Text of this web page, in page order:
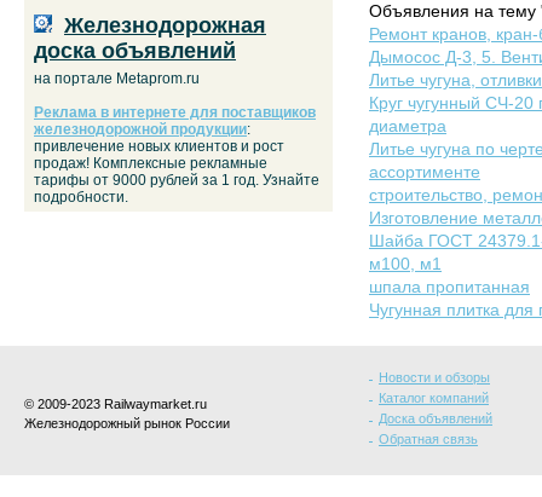
Объявления на тему
Ремонт кранов,
Дымосос Д-3, 5.
Литье чугуна,
Круг чугунный СЧ-20
диаметра
Литье чугуна по
ассортименте
строительство,
Изготовление
Шайба ГОСТ
м100, м1
шпала пропитанная
Чугунная плитка
Железнодорожная
доска объявлений
на портале Metaprom.ru
Реклама в интернете для поставщиков
железнодорожной продукции:
привлечение новых клиентов и рост
продаж! Комплексные рекламные
тарифы от 9000 рублей за 1 год. Узнайте
подробности.
© 2009-2023 Railwaymarket.ru
Железнодорожный рынок России
Новости и обзоры
Каталог компаний
Доска объявлений
Обратная связь